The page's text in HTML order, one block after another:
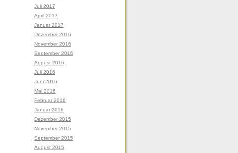
Juli 2017
April 2017
Januar 2017
Dezember 2016
November 2016
September 2016
August 2016
Juli 2016
Juni 2016
Mai 2016
Februar 2016
Januar 2016
Dezember 2015
November 2015
September 2015
August 2015